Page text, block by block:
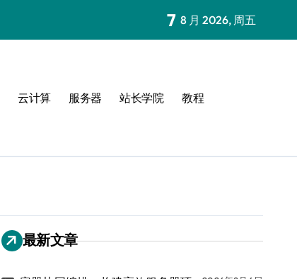
7 8 月 2026, 周五
云计算 服务器 站长学院 教程
最新文章